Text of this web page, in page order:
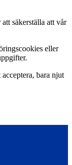
säkerställa att vår
eller
bara njut